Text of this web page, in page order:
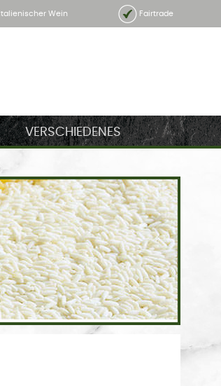
Italienischer Wein Fairtrade
VERSCHIEDENES